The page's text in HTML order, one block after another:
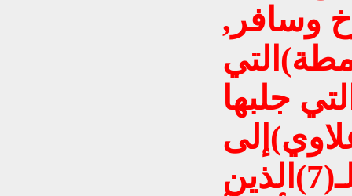
وسافر,
جلبها
حدٍ ما, فرؤساء الوزراء الـ(7)الذين